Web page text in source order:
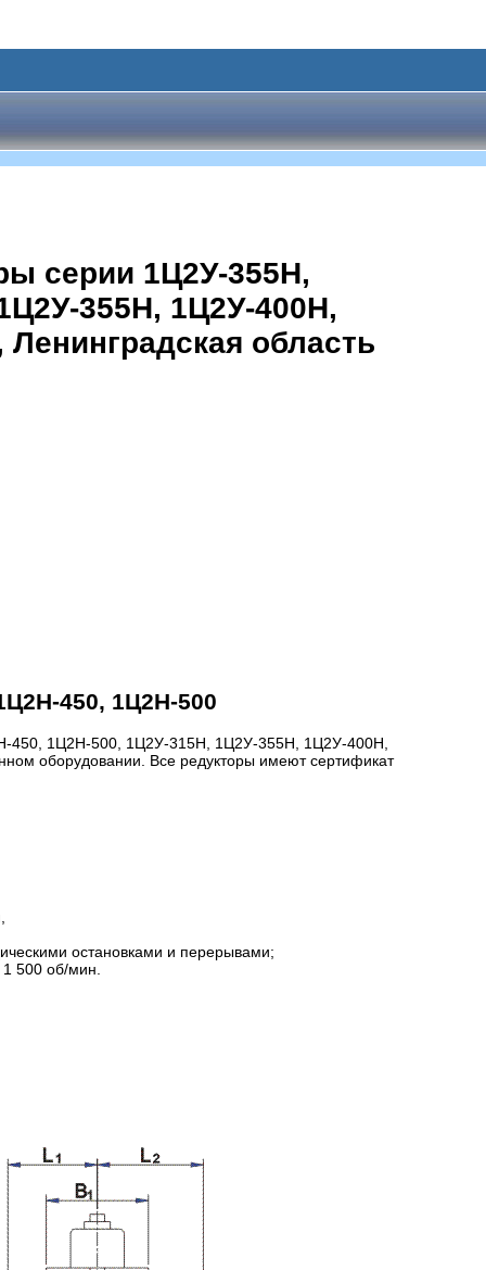
серии 1Ц2У-355Н,
355Н, 1Ц2У-400Н,
область
450, 1Ц2Н-500
450, 1Ц2Н-500, 1Ц2У-315Н, 1Ц2У-355Н, 1Ц2У-400Н,
оборудовании. Все редукторы имеют сертификат
остановками и перерывами;
500 об/мин.